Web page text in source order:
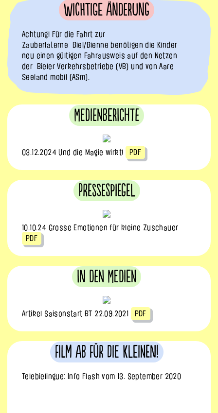
Wichtige Änderung
Achtung! Für die Fahrt zur
Zauberlaterne Biel/Bienne benötigen die Kinder
neu einen gültigen Fahrausweis auf den Netzen
der Bieler Verkehrsbetriebe (VB) und von Aare
Seeland mobil (ASm).
Medienberichte
03.12.2024 Und die Magie wirkt! PDF
PresseSpiegel
10.10.24 Grosse Emotionen für kleine Zuschauer
PDF
In den Medien
Artikel Saisonstart BT 22.09.2021 PDF
Film ab für die Kleinen!
Telebielingue: Info Flash vom 13. September 2020